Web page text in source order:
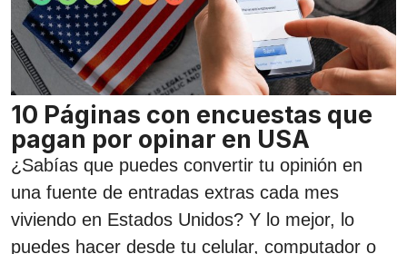
10 Páginas con encuestas que
pagan por opinar en USA
¿Sabías que puedes convertir tu opinión en
una fuente de entradas extras cada mes
viviendo en Estados Unidos? Y lo mejor, lo
puedes hacer desde tu celular, computador o